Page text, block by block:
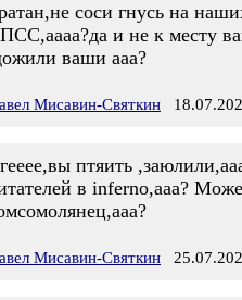
соси гнусь на
и не к месту
ваши ааа?
Мисавин-Святкин
птяить
в inferno,ааа?
Мисавин-Святкин